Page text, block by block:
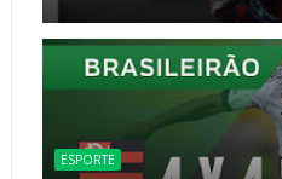
ESPORTE